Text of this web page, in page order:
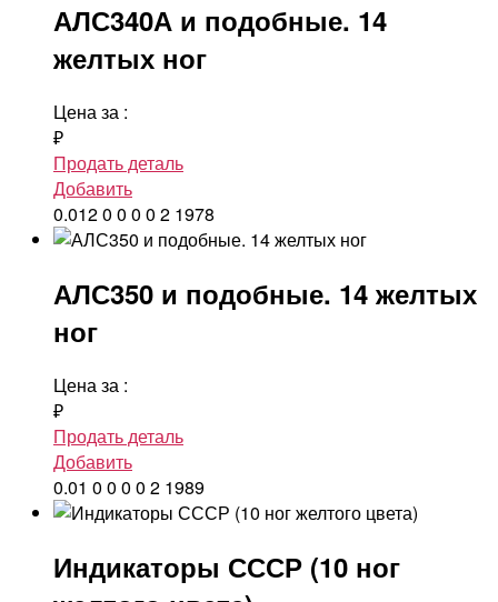
АЛС340А и подобные. 14
желтых ног
Цена за :
₽
Продать деталь
Добавить
0.0120 0 0 0 2 1978
АЛС350 и подобные. 14 желтых
ног
Цена за :
₽
Продать деталь
Добавить
0.01 0 0 0 0 2 1989
Индикаторы СССР (10 ног